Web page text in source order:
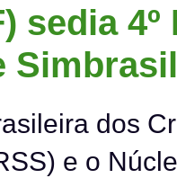
sedia
Simbrasil
dos
e o